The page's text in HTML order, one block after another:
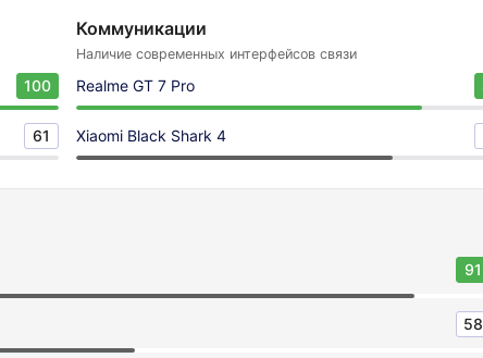
100
61
Коммуникации
Наличие современных интерфейсов связи
Realme GT 7 Pro
Xiaomi Black Shark 4
91
58